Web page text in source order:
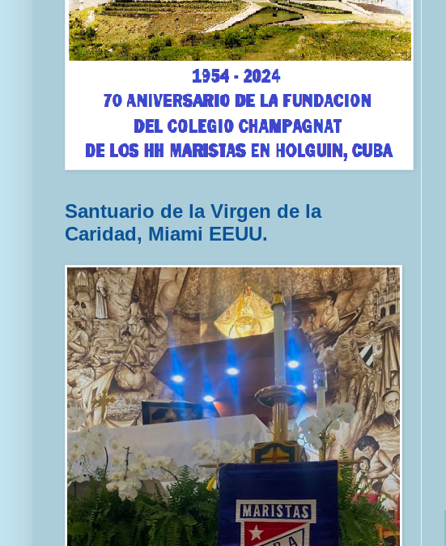
Santuario de la Virgen de la
Caridad, Miami EEUU.